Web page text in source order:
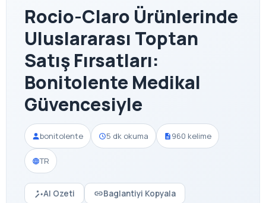
Rocio-Claro Ürünlerinde
Uluslararası Toptan
Satış Fırsatları:
Bonitolente Medikal
Güvencesiyle
bonitolente 5 dk okuma 960 kelime
TR
AI Ozeti Baglantiyi Kopyala